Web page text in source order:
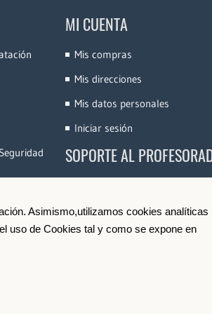
Asimismo,utilizamos cookies analíticas
uso de Cookies tal y como se expone en
MI CUENTA
Mis compras
Mis direcciones
Mis datos personales
Iniciar sesión
SOPORTE AL
Conoce e-Videocinco
Darse de Alta